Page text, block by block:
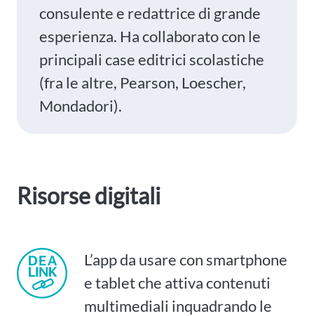
consulente e redattrice di grande
esperienza. Ha collaborato con le
principali case editrici scolastiche
(fra le altre, Pearson, Loescher,
Mondadori).
Risorse digitali
L’app da usare con smartphone
e tablet che attiva contenuti
multimediali inquadrando le